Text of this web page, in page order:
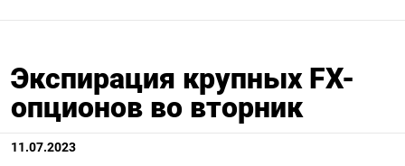
Экспирация крупных FX-
опционов во вторник
11.07.2023